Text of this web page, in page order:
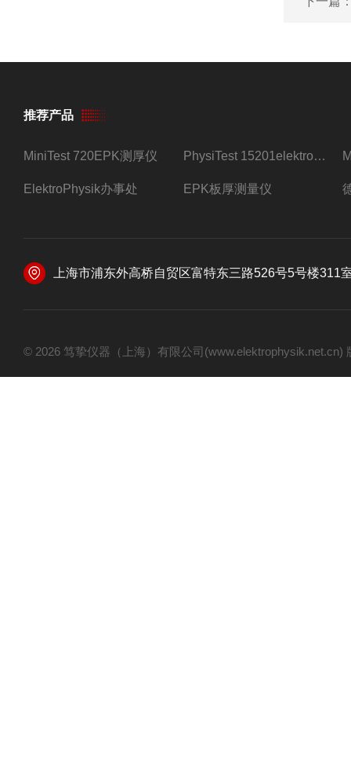
推荐产品
MiniTest 720EPK测厚仪 PhysiTest 15201elektrophysik测厚仪
ElektroPhysik办事处 EPK板厚测量仪
上海市浦东外高桥自贸区富特东三路526号5号楼311
© 2026 笃挚仪器（上海）有限公司